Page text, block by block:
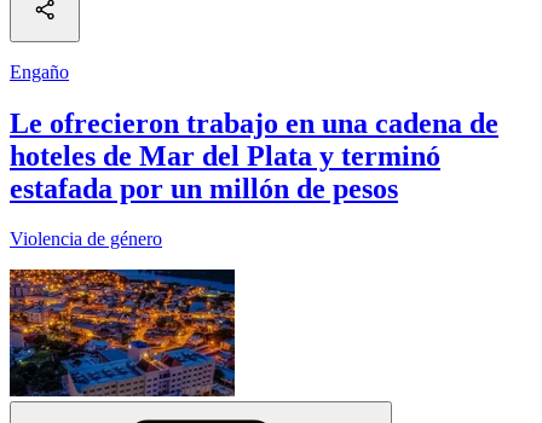
Engaño
Le ofrecieron trabajo en una cadena de
hoteles de Mar del Plata y terminó
estafada por un millón de pesos
Violencia de género